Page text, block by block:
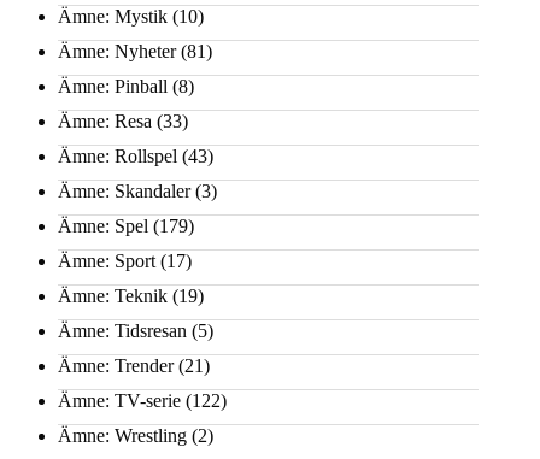
Ämne: Mystik (10)
Ämne: Nyheter(81)
Ämne: Pinball (8)
Ämne: Resa (33)
Ämne: Rollspel (43)
Ämne: Skandaler(3)
Ämne: Spel (179)
Ämne: Sport (17)
Ämne: Teknik (19)
Ämne: Tidsresan (5)
Ämne: Trender(21)
Ämne: TV-serie (122)
Ämne: Wrestling (2)